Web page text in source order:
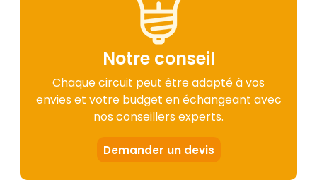
Notre conseil
Chaque circuit peut être adapté à vos
envies et votre budget en échangeant avec
nos conseillers experts.
Demander un devis